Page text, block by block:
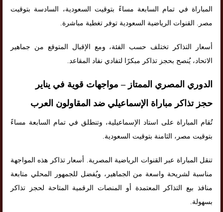
المباراة في تمام السابعة مساءً بتوقيت السعودية، السادسة بتوقيت
مصر. القنوات الرياضية السعودية توفر تغطية مباشرة.
أسعار التذاكر تختلف حسب الفئة، ومع الإقبال المتوقع من جماهير
الاتحاد، يُنصح بحجز تذاكر مبكرًا لتفادي نفاد المقاعد.
الدوري المصري الممتاز – مواجهات قوية في يناير
حجز تذاكر مباراة الإسماعيلي ضد المقاولون العرب
تُقام المباراة على استاد الإسماعيلية، وتنطلق في تمام السابعة مساءً
بتوقيت مصر، الثامنة بتوقيت السعودية.
تنقل المباراة عبر القنوات الرياضية المصرية. أسعار تذاكر هذه المواجهة
مناسبة لشريحة واسعة من الجماهير، ويُفضل للجمهور المحلي متابعة
منافذ بيع التذاكر المعتمدة أو المنصات الرقمية المتاحة لحجز تذاكر
بسهولة.